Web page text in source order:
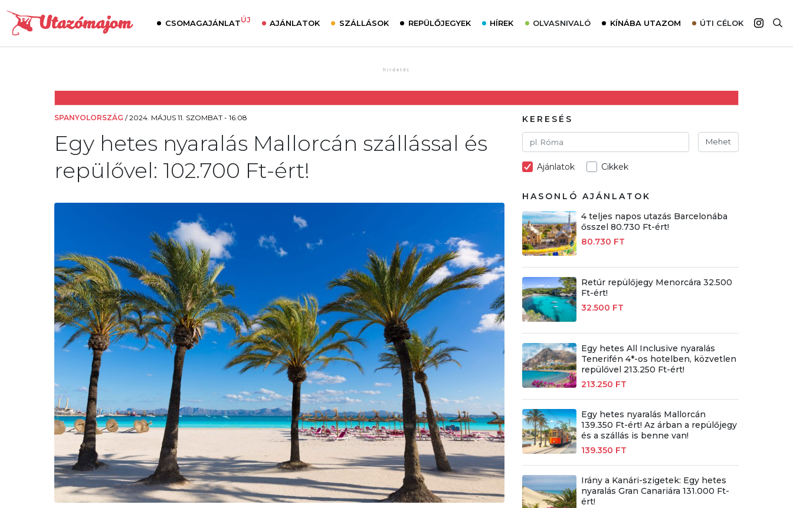
CSOMAGAJÁNLATÚJ AJÁNLATOK SZÁLLÁSOK REPÜLŐJEGYEK HÍREK OLVASNIVALÓ
Utazómajom – CitySIM kártya a világutazóknak
Élménybeszámolók
Szállodalátogatás
Sajtómegjelenések
KÍNÁBA UTAZOM ÚTI CÉLOK
Afrika
SPANYOLORSZÁG /2024. MÁJUS 11. SZOMBAT - 16:08
Egy hetes nyaralás Mallorcán szállással és
repülővel: 102.700 Ft-ért!
KERESÉS
Mehet
Ajánlatok Cikkek
HASONLÓ AJÁNLATOK
4 teljes napos utazás Barcelonába
ősszel 80.730 Ft-ért!
80.730 FT
Retúr repülőjegy Menorcára 32.500
Ft-ért!
32.500 FT
Egy hetes All Inclusive nyaralás
Tenerifén 4*-os hotelben, közvetlen
repülővel 213.250 Ft-ért!
213.250 FT
Egy hetes nyaralás Mallorcán
139.350 Ft-ért! Az árban a repülőjegy
és a szállás is benne van!
139.350 FT
Irány a Kanári-szigetek: Egy hetes
nyaralás Gran Canariára 131.000 Ft-
ért!